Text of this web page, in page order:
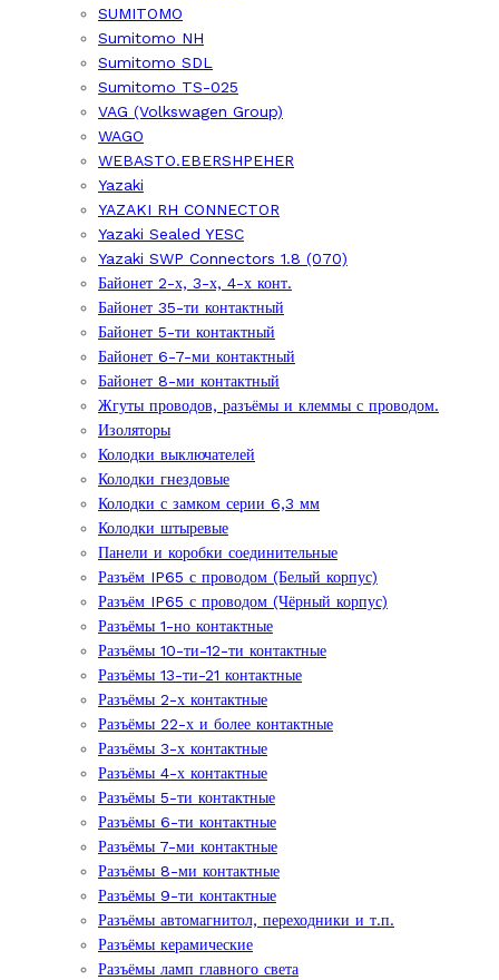
SUMITOMO
Sumitomo NH
Sumitomo SDL
Sumitomo TS-025
VAG (Volkswagen Group)
WAGO
WEBASTO.EBERSHPEHER
Yazaki
YAZAKI RH CONNECTOR
Yazaki Sealed YESC
Yazaki SWP Connectors 1.8 (070)
Байонет 2-х, 3-х, 4-х конт.
Байонет 35-ти контактный
Байонет 5-ти контактный
Байонет 6-7-ми контактный
Байонет 8-ми контактный
Жгуты проводов, разъёмы и клеммы с проводом.
Изоляторы
Колодки выключателей
Колодки гнездовые
Колодки с замком серии 6,3 мм
Колодки штыревые
Панели и коробки соединительные
Разъём IP65 с проводом (Белый корпус)
Разъём IP65 с проводом (Чёрный корпус)
Разъёмы 1-но контактные
Разъёмы 10-ти-12-ти контактные
Разъёмы 13-ти-21 контактные
Разъёмы 2-х контактные
Разъёмы 22-х и более контактные
Разъёмы 3-х контактные
Разъёмы 4-х контактные
Разъёмы 5-ти контактные
Разъёмы 6-ти контактные
Разъёмы 7-ми контактные
Разъёмы 8-ми контактные
Разъёмы 9-ти контактные
Разъёмы автомагнитол, переходники и т.п.
Разъёмы керамические
Разъёмы ламп главного света